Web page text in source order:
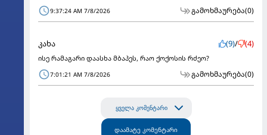
9:37:24 AM 7/8/2026 გამოხმაურება(0)
კახა (9)/ (4)
ისე რამაგარი დაასხა მბაპეს, რაო ქოქოსის რძეო?
7:01:21 AM 7/8/2026 გამოხმაურება(0)
ყველა კომენტარი
დაამატე კომენტარი